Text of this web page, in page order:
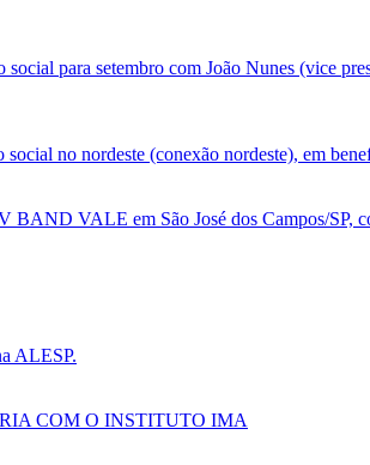
para setembro com João Nunes (vice
no nordeste (conexão nordeste), em
VALE em São José dos Campos/SP,
ALESP.
COM O INSTITUTO IMA